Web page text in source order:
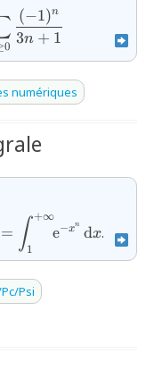
0 3n + 1
(−1)n
numériques
= ∫1
+∞
e−xn dx.
Psi